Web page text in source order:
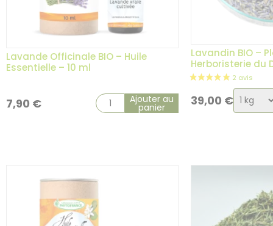
1 avis
Lavande Officinale BIO – Huile
Essentielle – 10 ml
7,90 € Ajouter au
panier
Lavandin BIO –
Herboristerie du
39,00 €Choix
de